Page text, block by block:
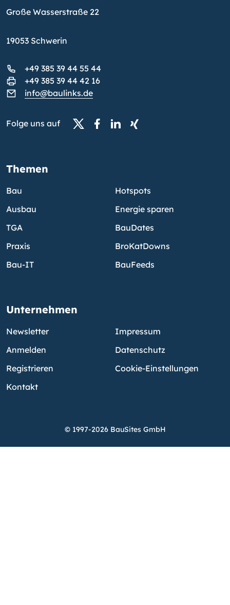
Große Wasserstraße 22
19053 Schwerin
+49 385 39 44 55 44
+49 385 39 44 42 16
info@baulinks.de
Folge uns auf
Themen
Bau
Ausbau
TGA
Praxis
Bau-IT
Hotspots
Energie sparen
BauDates
BroKatDowns
BauFeeds
Unternehmen
Newsletter
Anmelden
Registrieren
Kontakt
Impressum
Datenschutz
Cookie-Einstellungen
© 1997-2026 BauSites GmbH